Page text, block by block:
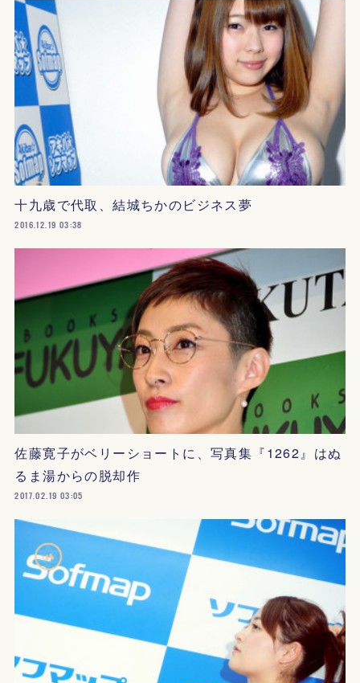
十九歳で代取、結城ちかのビジネス夢
2016.12.19 03:38
佐藤寛子がベリーショートに、写真集『1262』はぬ
るま湯からの脱却作
2017.02.19 03:05